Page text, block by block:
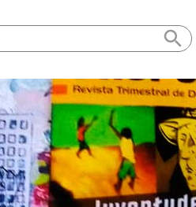
Search Button